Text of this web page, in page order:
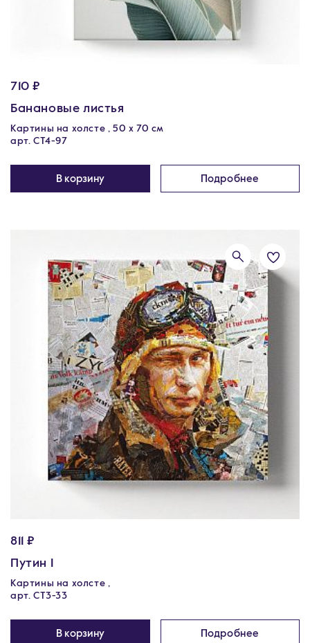
710 ₽
Банановые листья
Картины на холсте , 50 х 70 см
арт. CT4-97
В корзину Подробнее
811 ₽
Путин I
Картины на холсте ,
арт. CT3-33
В корзину Подробнее